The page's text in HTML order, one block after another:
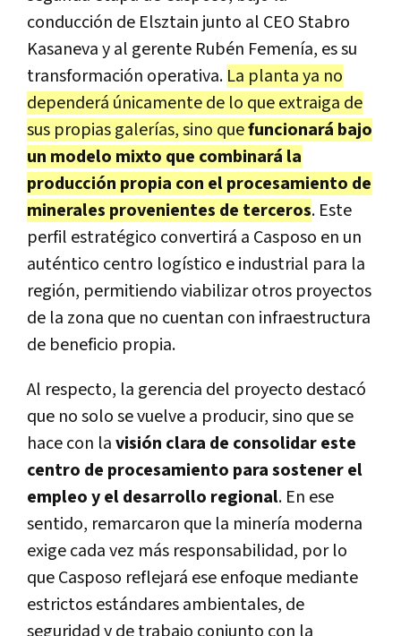
conducción de Elsztain junto al CEO Stabro
Kasaneva y al gerente Rubén Femenía, es su
transformación operativa. La planta ya no
dependerá únicamente de lo que extraiga de
sus propias galerías, sino quefuncionará bajo
un modelo mixto que combinará la
producción propia con el procesamiento de
minerales provenientes de terceros. Este
perfil estratégico convertirá a Casposo en un
auténtico centro logístico e industrial para la
región, permitiendo viabilizar otros proyectos
de la zona que no cuentan con infraestructura
de beneficio propia.
Al respecto, la gerencia del proyecto destacó
que no solo se vuelve a producir, sino que se
hace con lavisión clara de consolidar este
centro de procesamiento para sostener el
empleo y el desarrollo regional. En ese
sentido, remarcaron que la minería moderna
exige cada vez más responsabilidad, por lo
que Casposo reflejará ese enfoque mediante
estrictos estándares ambientales, de